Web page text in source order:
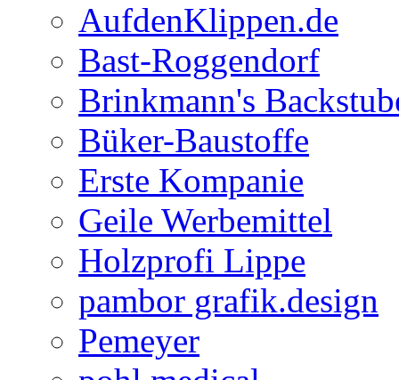
AufdenKlippen.de
Bast-Roggendorf
Brinkmann's
Büker-Baustoffe
Erste Kompanie
Geile Werbemittel
Holzprofi Lippe
pambor grafik.design
Pemeyer